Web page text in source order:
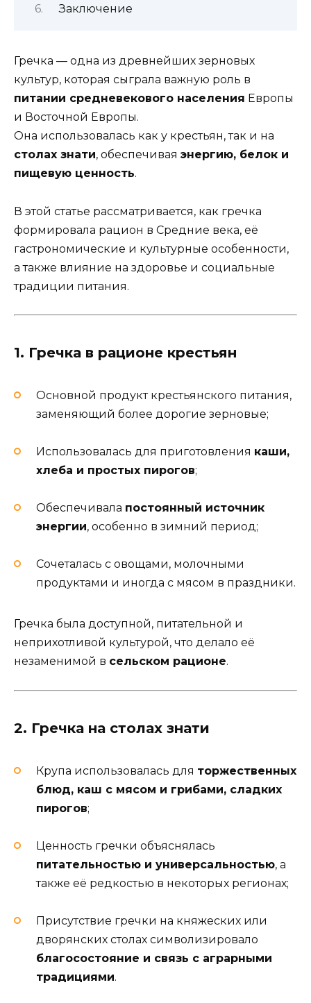
Заключение
Гречка — одна из древнейших зерновых
культур, которая сыграла важную роль в
питании средневекового населения Европы
и Восточной Европы.
Она использовалась как у крестьян, так и на
столах знати, обеспечивая энергию, белок и
пищевую ценность.
В этой статье рассматривается, как гречка
формировала рацион в Средние века, её
гастрономические и культурные особенности,
а также влияние на здоровье и социальные
традиции питания.
1. Гречка в рационе крестьян
Основной продукт крестьянского питания,
заменяющий более дорогие зерновые;
Использовалась для приготовления каши,
хлеба и простых пирогов;
Обеспечивала постоянный источник
энергии, особенно в зимний период;
Сочеталась с овощами, молочными
продуктами и иногда с мясом в праздники.
Гречка была доступной, питательной и
неприхотливой культурой, что делало её
незаменимой в сельском рационе.
2. Гречка на столах знати
Крупа использовалась для торжественных
блюд, каш с мясом и грибами, сладких
пирогов;
Ценность гречки объяснялась
питательностью и универсальностью, а
также её редкостью в некоторых регионах;
Присутствие гречки на княжеских или
дворянских столах символизировало
благосостояние и связь с аграрными
традициями.